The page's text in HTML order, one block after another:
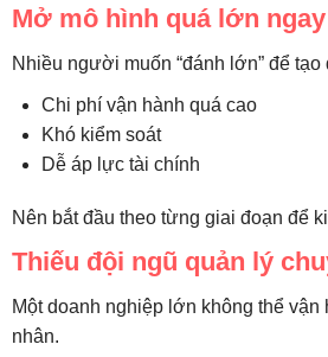
Mở mô hình quá lớn
Nhiều người muốn “đánh lớn” để
Chi phí vận hành quá cao
Khó kiểm soát
Dễ áp lực tài chính
Nên bắt đầu theo từng giai đoạn để
Thiếu đội ngũ quản lý
Một doanh nghiệp lớn không thể vận
nhân.